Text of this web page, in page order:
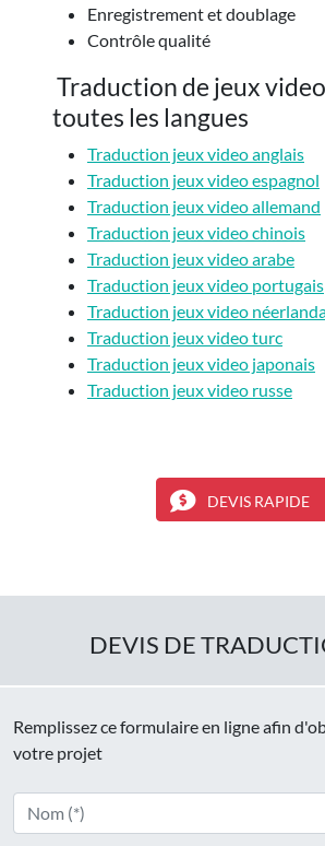
Enregistrement et doublage
Contrôle qualité
Traduction de jeux
toutes les langues
Traduction jeux video anglais
Traduction jeux video espagnol
Traduction jeux video allemand
Traduction jeux video chinois
Traduction jeux video arabe
Traduction jeux video portugais
Traduction jeux video
Traduction jeux video turc
Traduction jeux video japonais
Traduction jeux video russe
DEVIS RAPIDE
DEVIS DE
Remplissez ce formulaire en ligne afin
votre projet